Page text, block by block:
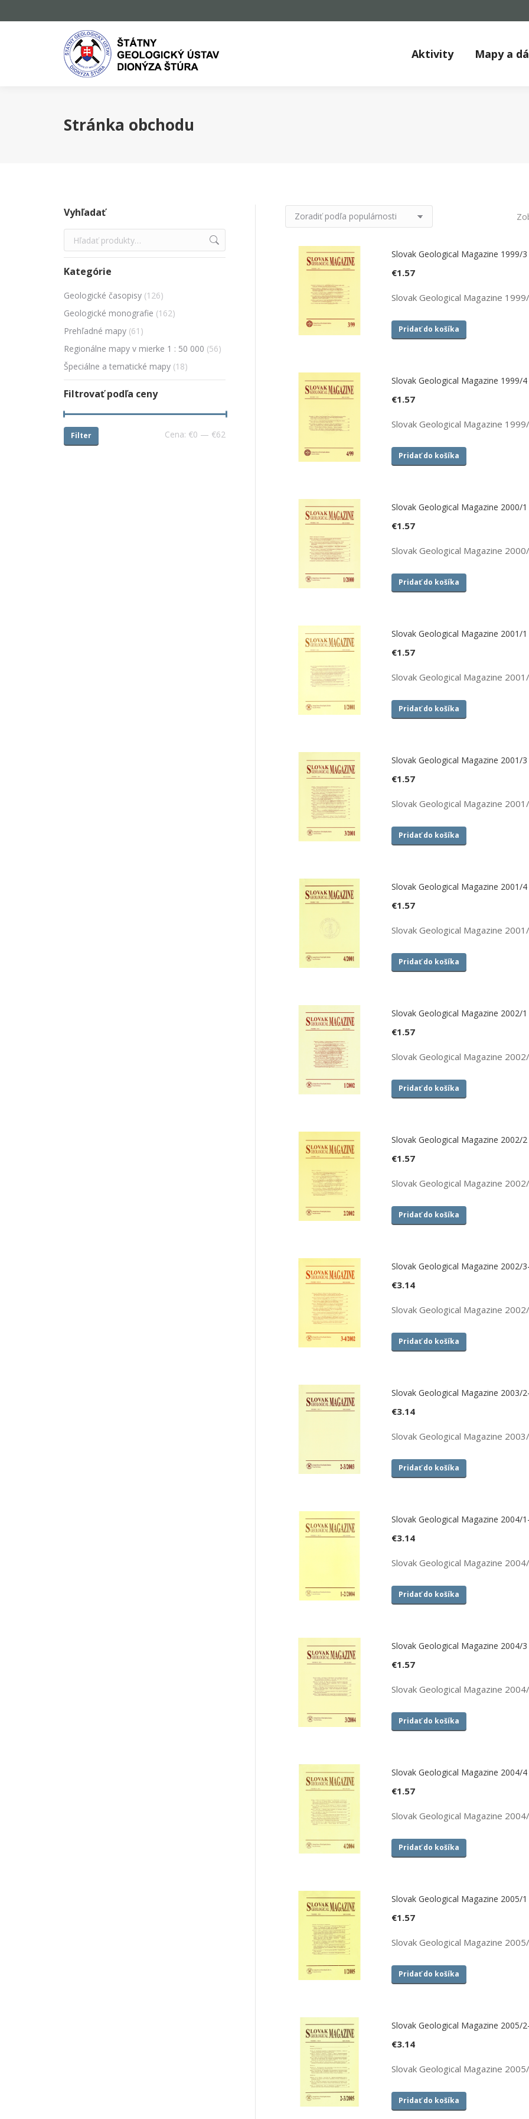
Aktivity Mapy a
Stránka obchodu
Slovak Geological Magazine 1999/3
€1.57
Slovak Geological Magazine
Pridať do košíka
Slovak Geological Magazine 1999/4
€1.57
Slovak Geological Magazine
Pridať do košíka
Slovak Geological Magazine 2000/1
€1.57
Slovak Geological Magazine
Pridať do košíka
Slovak Geological Magazine 2001/1
€1.57
Slovak Geological Magazine
Pridať do košíka
Slovak Geological Magazine 2001/3
€1.57
Slovak Geological Magazine
Pridať do košíka
Slovak Geological Magazine 2001/4
€1.57
Slovak Geological Magazine
Pridať do košíka
Slovak Geological Magazine 2002/1
€1.57
Slovak Geological Magazine
Pridať do košíka
Slovak Geological Magazine 2002/2
€1.57
Slovak Geological Magazine
Pridať do košíka
Slovak Geological Magazine 2002/
€3.14
Slovak Geological Magazine
Pridať do košíka
Slovak Geological Magazine 2003/
€3.14
Slovak Geological Magazine
Pridať do košíka
Slovak Geological Magazine 2004/
€3.14
Slovak Geological Magazine
Pridať do košíka
Slovak Geological Magazine 2004/3
€1.57
Slovak Geological Magazine
Pridať do košíka
Slovak Geological Magazine 2004/4
€1.57
Slovak Geological Magazine
Pridať do košíka
Slovak Geological Magazine 2005/1
€1.57
Slovak Geological Magazine
Pridať do košíka
Slovak Geological Magazine 2005/
€3.14
Slovak Geological Magazine
Pridať do košíka
Vyhľadať
Kategórie
Geologické časopisy (126)
Geologické monografie (162)
Prehľadné mapy (61)
Regionálne mapy v mierke 1 : 50 000 (56)
Špeciálne a tematické mapy (18)
Filtrovať podľa ceny
Filter Cena: €0 — €62